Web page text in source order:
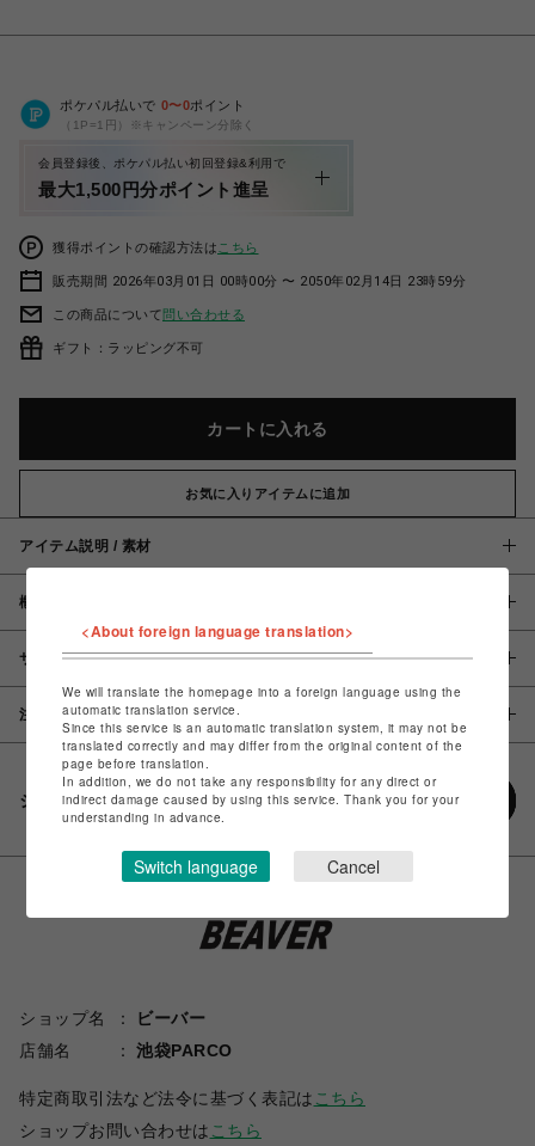
ポケパル払いで 0〜0ポイント
（1P=1円）※キャンペーン分除く
会員登録後、ポケパル払い初回登録&利用で
最大1,500円分ポイント進呈
獲得ポイントの確認方法は こちら
販売期間 2026年03月01日 00時00分 〜 2050年02月14日 23時59分
この商品について問い合わせる
ギフト：ラッピング不可
カートに入れる
お気に入りアイテムに追加
アイテム説明 / 素材
概要
サイズ
注意事項
シェアする
ショップ名
ビーバー
店舗名
池袋PARCO
特定商取引法など法令に基づく表記は こちら
ショップお問い合わせは こちら
<About foreign language translation>
We will translate the homepage into a foreign language using the
automatic translation service.
Since this service is an automatic translation system, it may not be
translated correctly and may differ from the original content of the
page before translation.
In addition, we do not take any responsibility for any direct or
indirect damage caused by using this service. Thank you for your
understanding in advance.
Switch language Cancel